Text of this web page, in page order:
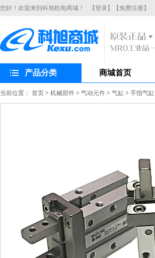
您好！欢迎来到科旭机电商城！ 【登录】 【免费注册】
产品分类 商城首页
当前位置： 首页 > 机械部件 > 气动元件 > 气缸 > 手指气缸